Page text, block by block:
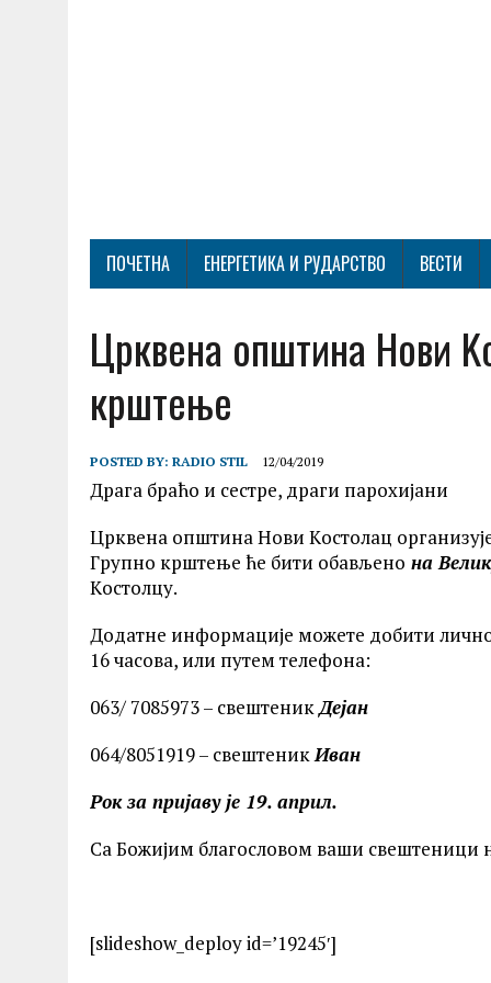
ПОЧЕТНА ЕНЕРГЕТИКА И РУДАРСТВО ВЕСТИ
Црквена општина Нови
крштење
POSTED BY: RADIO STIL 12/04/2019
Драга браћо и сестре, драги парохијани
Црквена општина Нови Kостолац
Групно крштење ће бити обављено на
Kостолцу.
Додатне информације можете добити
16 часова, или путем телефона:
063/ 7085973 – свештеникДејан
064/8051919 – свештеникИван
Рок за пријаву је 19. април.
Са Божијим благословом ваши свештеници
[slideshow_deploy id=’19245′]